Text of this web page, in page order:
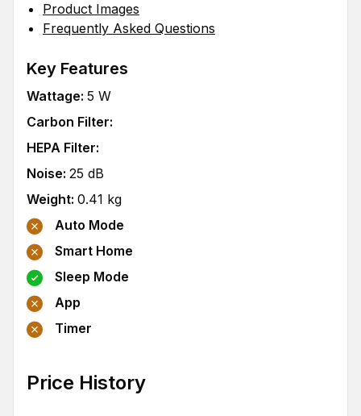
Product Images
Frequently Asked Questions
Key Features
Wattage: 5 W
Carbon Filter:
HEPA Filter:
Noise: 25 dB
Weight: 0.41 kg
Auto Mode
Smart Home
Sleep Mode
App
Timer
Price History